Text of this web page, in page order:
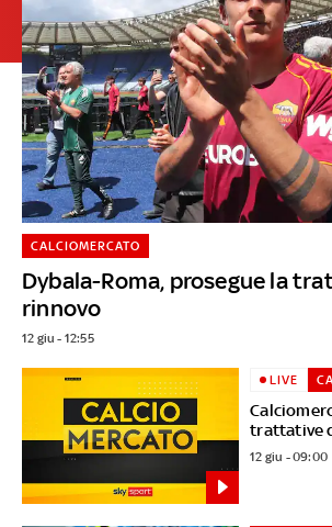
Dybala-Roma, prosegue la
rinnovo
CALCIOMERCATO
12 giu - 12:55
trattative
LIVE
12 giu - 09:00